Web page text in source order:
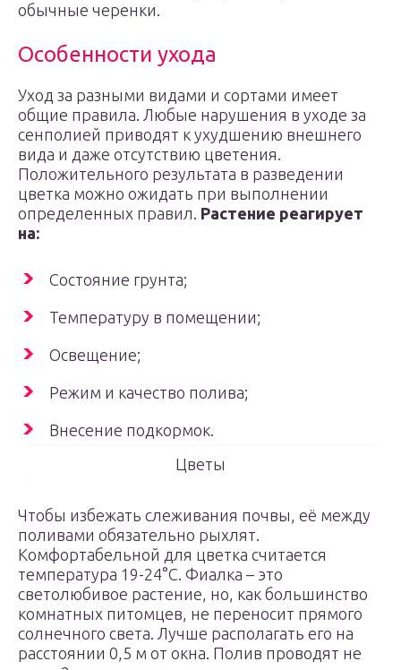
обычные черенки.
Особенности ухода
Уход за разными видами и сортами имеет
общие правила. Любые нарушения в уходе за
сенполией приводят к ухудшению внешнего
вида и даже отсутствию цветения.
Положительного результата в разведении
цветка можно ожидать при выполнении
определенных правил. Растение реагирует
на:
Состояние грунта;
Температуру в помещении;
Освещение;
Режим и качество полива;
Внесение подкормок.
Цветы
Чтобы избежать слеживания почвы, её между
поливами обязательно рыхлят.
Комфортабельной для цветка считается
температура 19-24°С. Фиалка – это
светолюбивое растение, но, как большинство
комнатных питомцев, не переносит прямого
солнечного света. Лучше располагать его на
расстоянии 0,5 м от окна. Полив проводят не